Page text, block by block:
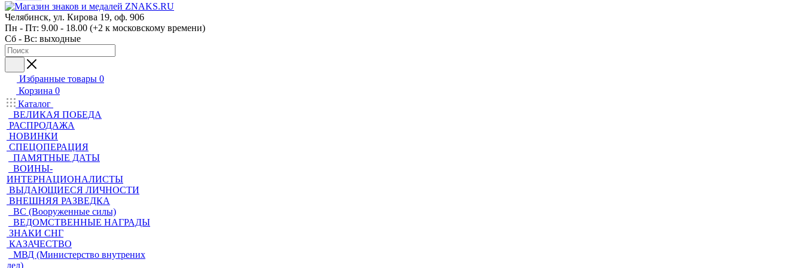
Челябинск, ул. Кирова 19, оф. 906
Пн - Пт: 9.00 - 18.00 (+2 к московскому времени)
Сб - Вс: выходные
Избранные товары 0
Корзина 0
Каталог
ВЕЛИКАЯ ПОБЕДА
РАСПРОДАЖА
НОВИНКИ
СПЕЦОПЕРАЦИЯ
ПАМЯТНЫЕ ДАТЫ
ВОИНЫ-
ИНТЕРНАЦИОНАЛИСТЫ
ВЫДАЮЩИЕСЯ ЛИЧНОСТИ
ВНЕШНЯЯ РАЗВЕДКА
ВС (Вооруженные силы)
ВЕДОМСТВЕННЫЕ НАГРАДЫ
ЗНАКИ СНГ
КАЗАЧЕСТВО
МВД (Министерство внутрених
дел)